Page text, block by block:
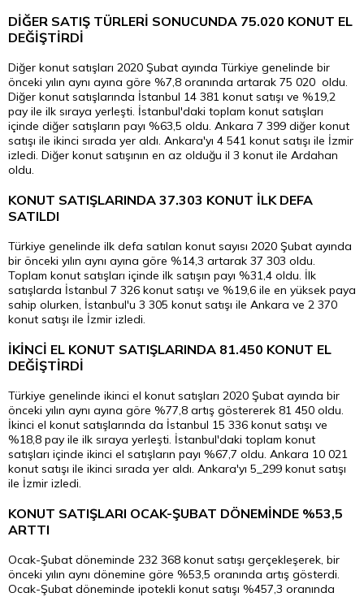
DİĞER SATIŞ TÜRLERİ SONUCUNDA 75.020 KONUT EL
DEĞİŞTİRDİ
Diğer konut satışları 2020 Şubat ayında Türkiye genelinde bir
önceki yılın aynı ayına göre %7,8 oranında artarak 75 020 oldu.
Diğer konut satışlarında İstanbul 14 381 konut satışı ve %19,2
pay ile ilk sıraya yerleşti. İstanbul'daki toplam konut satışları
içinde diğer satışların payı %63,5 oldu. Ankara 7 399 diğer konut
satışı ile ikinci sırada yer aldı. Ankara'yı 4 541 konut satışı ile İzmir
izledi. Diğer konut satışının en az olduğu il 3 konut ile Ardahan
oldu.
KONUT SATIŞLARINDA 37.303 KONUT İLK DEFA
SATILDI
Türkiye genelinde ilk defa satılan konut sayısı 2020 Şubat ayında
bir önceki yılın aynı ayına göre %14,3 artarak 37 303 oldu.
Toplam konut satışları içinde ilk satışın payı %31,4 oldu. İlk
satışlarda İstanbul 7 326 konut satışı ve %19,6 ile en yüksek paya
sahip olurken, İstanbul'u 3 305 konut satışı ile Ankara ve 2 370
konut satışı ile İzmir izledi.
İKİNCİ EL KONUT SATIŞLARINDA 81.450 KONUT EL
DEĞİŞTİRDİ
Türkiye genelinde ikinci el konut satışları 2020 Şubat ayında bir
önceki yılın aynı ayına göre %77,8 artış göstererek 81 450 oldu.
İkinci el konut satışlarında da İstanbul 15 336 konut satışı ve
%18,8 pay ile ilk sıraya yerleşti. İstanbul'daki toplam konut
satışları içinde ikinci el satışların payı %67,7 oldu. Ankara 10 021
konut satışı ile ikinci sırada yer aldı. Ankara'yı 5_299 konut satışı
ile İzmir izledi.
KONUT SATIŞLARI OCAK-ŞUBAT DÖNEMİNDE %53,5
ARTTI
Ocak-Şubat döneminde 232 368 konut satışı gerçekleşerek, bir
önceki yılın aynı dönemine göre %53,5 oranında artış gösterdi.
Ocak-Şubat döneminde ipotekli konut satışı %457,3 oranında